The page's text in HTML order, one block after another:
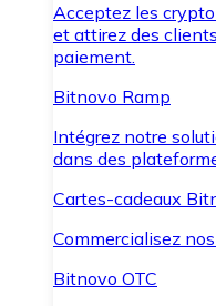
Acceptez les
et attirez des
paiement.
Bitnovo Ramp
Intégrez notre
dans des
Cartes-cadeaux
Commercialisez
Bitnovo OTC